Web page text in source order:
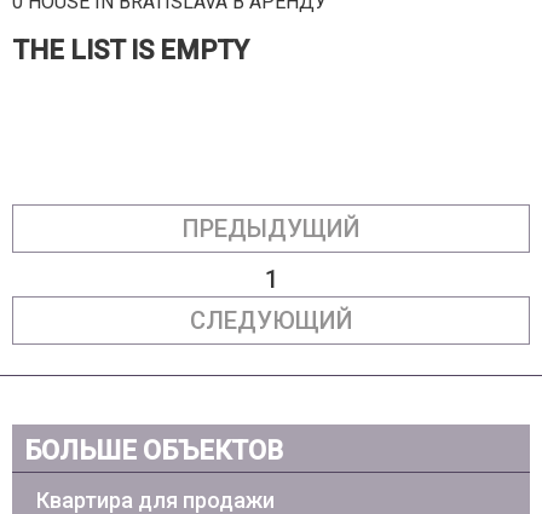
THE LIST IS EMPTY
ПРЕДЫДУЩИЙ
1
СЛЕДУЮЩИЙ
БОЛЬШЕ ОБЪЕКТОВ
Квартира для продажи